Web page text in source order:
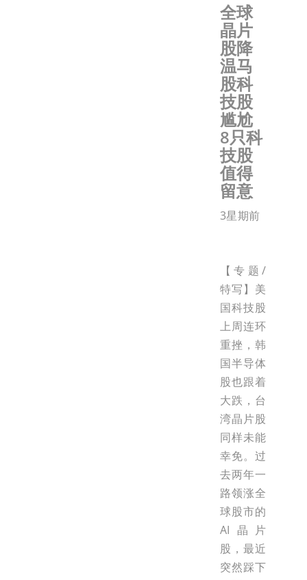
全球
晶片
股降
温马
股科
技股
尴尬
8只科
技股
值得
留意
3星期前
【专题/
特写】美
国科技股
上周连环
重挫，韩
国半导体
股也跟着
大跌，台
湾晶片股
同样未能
幸免。过
去两年一
路领涨全
球股市的
AI晶片
股，最近
突然踩下